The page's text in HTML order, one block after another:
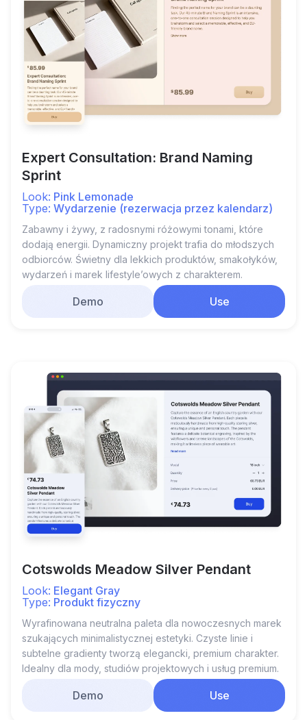
Expert Consultation: Brand Naming
Sprint
Look: Pink Lemonade
Type: Wydarzenie (rezerwacja przez kalendarz)
Zabawny i żywy, z radosnymi różowymi tonami, które
dodają energii. Dynamiczny projekt trafia do młodszych
odbiorców. Świetny dla lekkich produktów, smakołyków,
wydarzeń i marek lifestyle’owych z charakterem.
Demo Use
Cotswolds Meadow Silver Pendant
Look: Elegant Gray
Type: Produkt fizyczny
Wyrafinowana neutralna paleta dla nowoczesnych marek
szukających minimalistycznej estetyki. Czyste linie i
subtelne gradienty tworzą elegancki, premium charakter.
Idealny dla mody, studiów projektowych i usług premium.
Demo Use